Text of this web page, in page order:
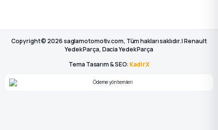
Copyright © 2026 saglamotomotiv.com, Tüm hakları saklıdır. | Renault
Yedek Parça, Dacia Yedek Parça
Tema Tasarım & SEO: KadirX